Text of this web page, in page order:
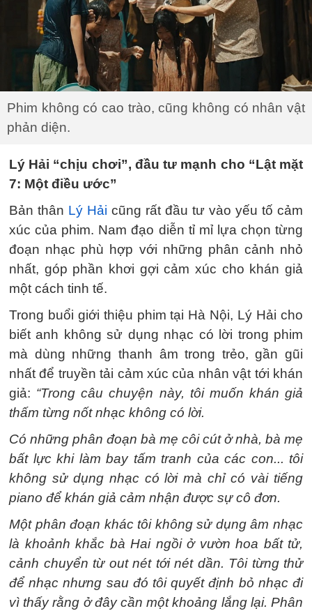
Phim không có cao trào, cũng không có nhân vật
phản diện.
Lý Hải “chịu chơi”, đầu tư mạnh cho “Lật mặt
7: Một điều ước”
Bản thân Lý Hải cũng rất đầu tư vào yếu tố cảm
xúc của phim. Nam đạo diễn tỉ mỉ lựa chọn từng
đoạn nhạc phù hợp với những phân cảnh nhỏ
nhất, góp phần khơi gợi cảm xúc cho khán giả
một cách tinh tế.
Trong buổi giới thiệu phim tại Hà Nội, Lý Hải cho
biết anh không sử dụng nhạc có lời trong phim
mà dùng những thanh âm trong trẻo, gần gũi
nhất để truyền tải cảm xúc của nhân vật tới khán
giả: “Trong câu chuyện này, tôi muốn khán giả
thấm từng nốt nhạc không có lời.
Có những phân đoạn bà mẹ côi cút ở nhà, bà mẹ
bất lực khi làm bay tấm tranh của các con... tôi
không sử dụng nhạc có lời mà chỉ có vài tiếng
piano để khán giả cảm nhận được sự cô đơn.
Một phân đoạn khác tôi không sử dụng âm nhạc
là khoảnh khắc bà Hai ngồi ở vườn hoa bất tử,
cảnh chuyển từ out nét tới nét dần. Tôi từng thử
để nhạc nhưng sau đó tôi quyết định bỏ nhạc đi
vì thấy rằng ở đây cần một khoảng lắng lại. Phân